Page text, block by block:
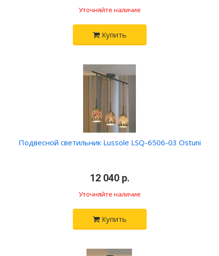
Уточняйте наличие
Купить
Подвесной светильник Lussole LSQ-6506-03 Ostuni
12 040 р.
Уточняйте наличие
Купить